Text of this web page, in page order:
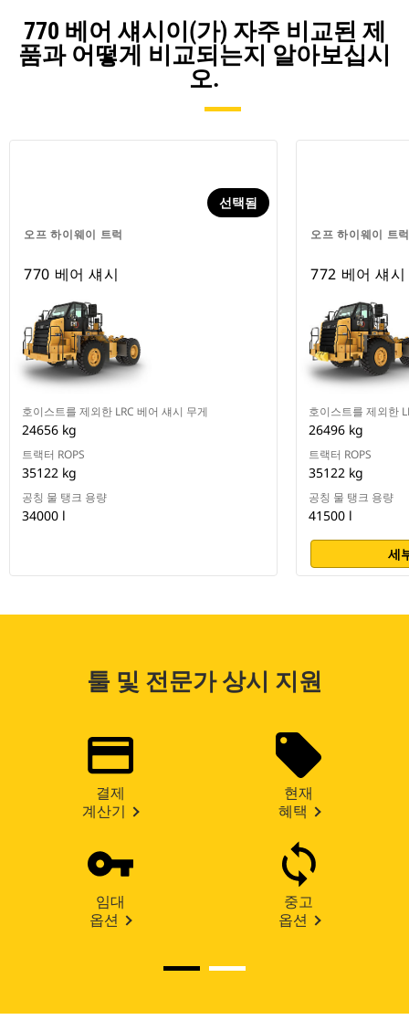
770 베어 섀시이(가) 자주 비교된 제
품과 어떻게 비교되는지 알아보십시
오.
오프 하이웨이 트럭
선택됨
770 베어 섀시
호이스트를 제외한 LRC 베어 섀시 무게
24656 kg
트랙터 ROPS
35122 kg
공칭 물 탱크 용량
34000 l
오프 하이웨이 트
772 베어 섀시
호이스트를 제외한
26496 kg
트랙터 ROPS
35122 kg
공칭 물 탱크 용량
41500 l
세
툴 및 전문가 상시 지원
결제
계산기
현재
혜택
임대
옵션
중고
옵션